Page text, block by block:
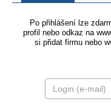
Po přihlášení lze
profil nebo odkaz na
si přidat firmu nebo